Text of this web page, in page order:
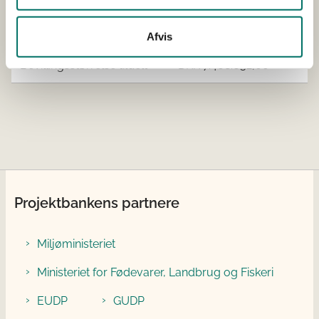
Afvis
Projektets samlede
DKK 9.096.036,00
Bevillingsstørrelse tildelt DKK 7.468.632,00
Projektbankens partnere
Miljøministeriet
Ministeriet for Fødevarer, Landbrug og Fiskeri
EUDP GUDP